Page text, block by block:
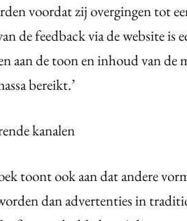
voordat zij overgingen tot
de feedback via de website is
aan de toon en inhoud van
bereikt.’
kanalen
toont ook aan dat andere
dan advertenties in